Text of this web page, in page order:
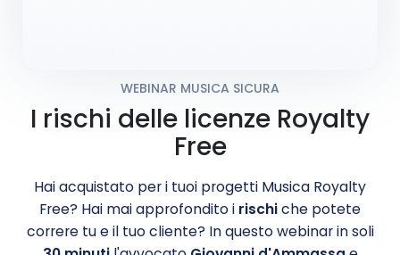
WEBINAR MUSICA SICURA
I rischi delle licenze Royalty
Free
Hai acquistato per i tuoi progetti Musica Royalty
Free? Hai mai approfondito i rischiche potete
correre tu e il tuo cliente? In questo webinar in soli